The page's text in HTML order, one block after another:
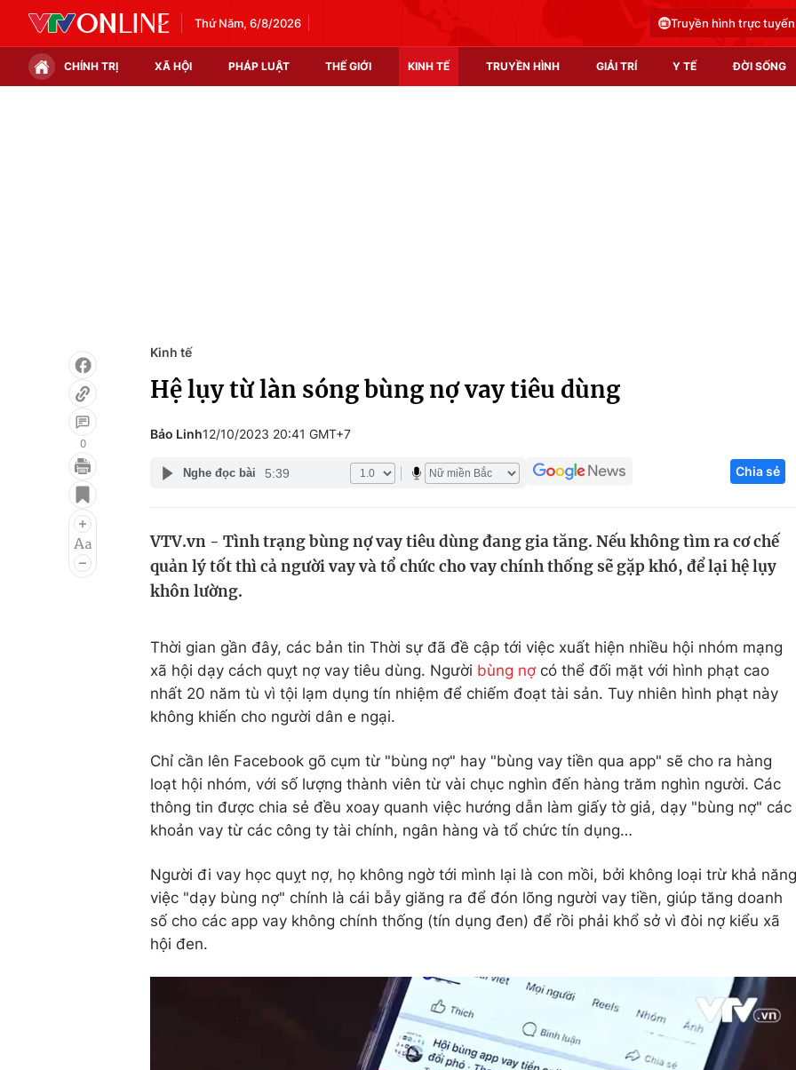
Thứ Năm, 6/8/2026 Truyền hình trực tuyến
CHÍNH TRỊ XÃ HỘI PHÁP LUẬT THẾ GIỚI KINH TẾ TRUYỀN HÌNH GIẢI TRÍ Y TẾ ĐỜI SỐNG
Điện ảnh
Âm nhạc
Làm đẹp
Giáo dục
Học trực tuyến
Công nghệ
Sản phẩm
0
Kinh tế
Hệ lụy từ làn sóng bùng nợ vay tiêu dùng
Bảo Linh12/10/2023 20:41 GMT+7
Nghe đọc bài 5:39 Chia sẻ
VTV.vn - Tình trạng bùng nợ vay tiêu dùng đang gia tăng. Nếu không tìm ra cơ chế
quản lý tốt thì cả người vay và tổ chức cho vay chính thống sẽ gặp khó, để lại hệ lụy
khôn lường.
Thời gian gần đây, các bản tin Thời sự đã đề cập tới việc xuất hiện nhiều hội nhóm mạng
xã hội dạy cách quỵt nợ vay tiêu dùng. Người bùng nợcó thể đối mặt với hình phạt cao
nhất 20 năm tù vì tội lạm dụng tín nhiệm để chiếm đoạt tài sản. Tuy nhiên hình phạt này
không khiến cho người dân e ngại.
Chỉ cần lên Facebook gõ cụm từ "bùng nợ" hay "bùng vay tiền qua app" sẽ cho ra hàng
loạt hội nhóm, với số lượng thành viên từ vài chục nghìn đến hàng trăm nghìn người. Các
thông tin được chia sẻ đều xoay quanh việc hướng dẫn làm giấy tờ giả, dạy "bùng nợ" các
khoản vay từ các công ty tài chính, ngân hàng và tổ chức tín dụng…
Người đi vay học quỵt nợ, họ không ngờ tới mình lại là con mồi, bởi không loại trừ khả năng
việc "dạy bùng nợ" chính là cái bẫy giăng ra để đón lõng người vay tiền, giúp tăng doanh
số cho các app vay không chính thống (tín dụng đen) để rồi phải khổ sở vì đòi nợ kiểu xã
hội đen.